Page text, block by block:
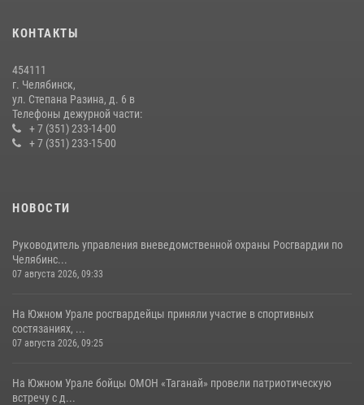
На Южном Урале росгвардейцы обеспечили безопасность матча
14 июля 2026, 05:15
КОНТАКТЫ
454111
г. Челябинск,
ул. Степана Разина, д. 6 в
Телефоны дежурной части:
+ 7 (351) 233-14-00
+ 7 (351) 233-15-00
НОВОСТИ
Руководитель управления вневедомственной охраны Росгвардии по
Челябинс...
07 августа 2026, 09:33
На Южном Урале росгвардейцы приняли участие в спортивных
состязаниях, ...
07 августа 2026, 09:25
На Южном Урале бойцы ОМОН «Таганай» провели патриотическую
встречу с д...